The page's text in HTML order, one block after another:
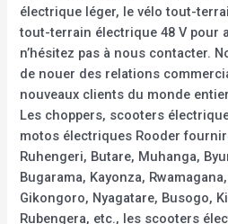
électrique léger, le vélo tout-
tout-terrain électrique 48 V pour
n’hésitez pas à nous contacter.
de nouer des relations
nouveaux clients du monde
Les choppers, scooters
motos électriques Rooder
Ruhengeri, Butare, Muhanga,
Bugarama, Kayonza,
Gikongoro, Nyagatare, Busogo,
Rubengera, etc., les scooters